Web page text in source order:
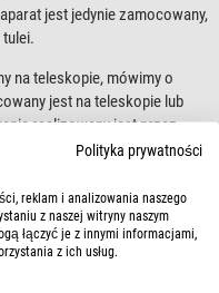
jest jedynie zamocowany,
na teleskopie, mówimy o
jest na teleskopie lub
realizowany jest przez
do smartfonów
do fotografii typu
smartfona za okularem. Ta
dobrych zdjęć
Polityka prywatności
reklam i analizowania naszego
z naszej witryny naszym
łączyć je z innymi informacjami,
z ich usług.